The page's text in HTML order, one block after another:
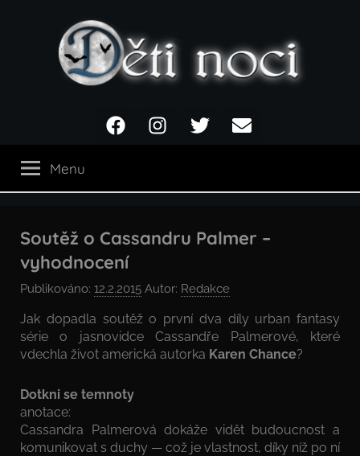
noci
FacebookInstagramTwitter Email
Menu
Soutěž o Cassandru Palmer –
vyhodnocení
Publikováno: 12.2.2015 Autor: Redakce
Jak dopadla soutěž o první dva díly urban fantasy
série o jasnovidce Cassandře Palmerové, které
vdechla život americká autorka Karen Chance?
Dotkni se temnoty
anotace:
Cassandra Palmerová dokáže vidět budoucnost a
komunikovat s duchy — což je vlastnost, díky níž po ní